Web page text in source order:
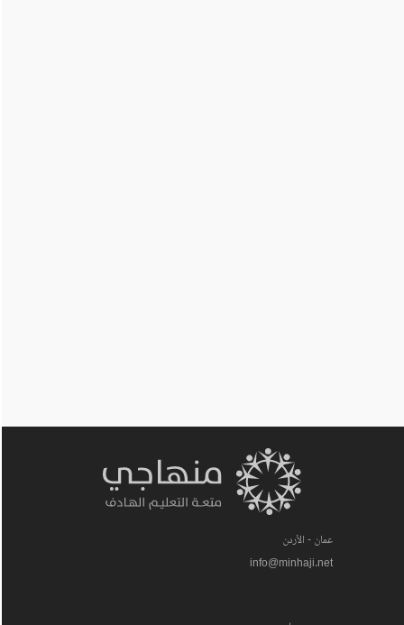
عمان - الأردن
info@minhaji.net